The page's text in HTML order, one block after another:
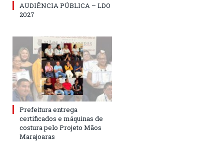
AUDIÊNCIA PÚBLICA – LDO
2027
Prefeitura entrega
certificados e máquinas de
costura pelo Projeto Mãos
Marajoaras